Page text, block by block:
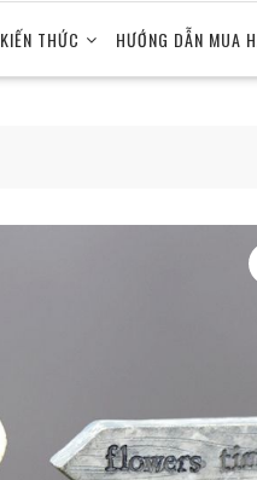
KIẾN THỨC HƯỚNG DẪN MUA